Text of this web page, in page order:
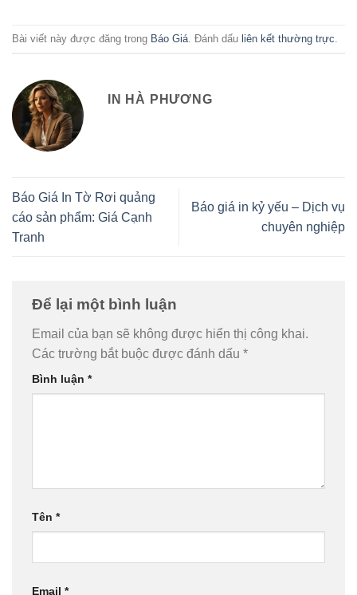
Bài viết này được đăng trong Báo Giá . Đánh dấu liên kết thường trực
IN HÀ PHƯƠNG
Báo Giá In Tờ Rơi quảng
cáo sản phẩm: Giá Cạnh
Tranh
Báo giá in kỷ yếu – Dịch vụ
chuyên nghiệp
Để lại một bình luận
Email của bạn sẽ không được hiển thị công khai.
Các trường bắt buộc được đánh dấu *
Bình luận *
Tên *
Email *